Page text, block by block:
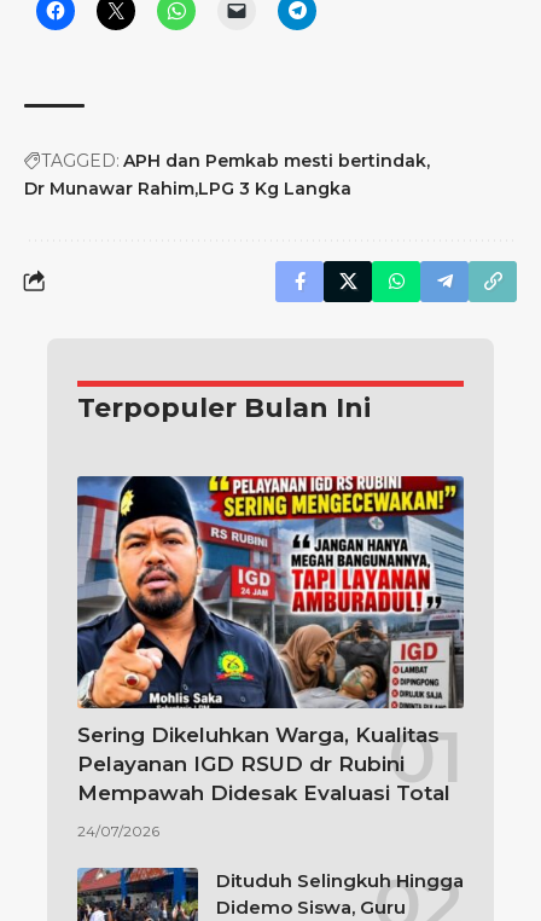
TAGGED: APH dan Pemkab mesti bertindak
Dr Munawar Rahim LPG 3 Kg Langka
Terpopuler Bulan Ini
Sering Dikeluhkan Warga, Kualitas
Pelayanan IGD RSUD dr Rubini
Mempawah Didesak Evaluasi Total
24/07/2026
Dituduh Selingkuh Hingga
Didemo Siswa, Guru